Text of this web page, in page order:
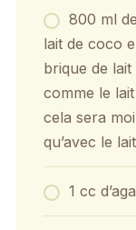
800 ml
lait de coco
brique de
comme le
cela sera
qu’avec le
1 cc